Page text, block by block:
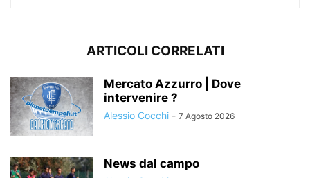
ARTICOLI CORRELATI
Mercato Azzurro | Dove
intervenire ?
Alessio Cocchi - 7 Agosto 2026
News dal campo